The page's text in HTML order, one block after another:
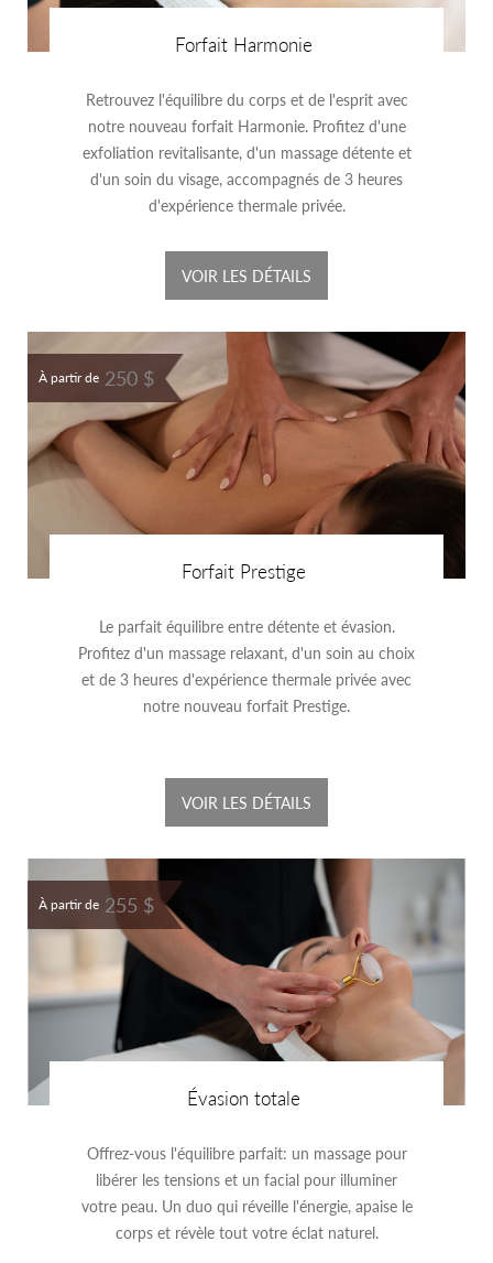
Forfait Harmonie
Retrouvez l'équilibre du corps et de l'esprit avec
notre nouveau forfait Harmonie. Profitez d'une
exfoliation revitalisante, d'un massage détente et
d'un soin du visage, accompagnés de 3 heures
d'expérience thermale privée.
VOIR LES DÉTAILS
À partir de 250 $
Forfait Prestige
Le parfait équilibre entre détente et évasion.
Profitez d'un massage relaxant, d'un soin au choix
et de 3 heures d'expérience thermale privée avec
notre nouveau forfait Prestige.
VOIR LES DÉTAILS
À partir de 255 $
Évasion totale
Offrez-vous l'équilibre parfait: un massage pour
libérer les tensions et un facial pour illuminer
votre peau. Un duo qui réveille l'énergie, apaise le
corps et révèle tout votre éclat naturel.